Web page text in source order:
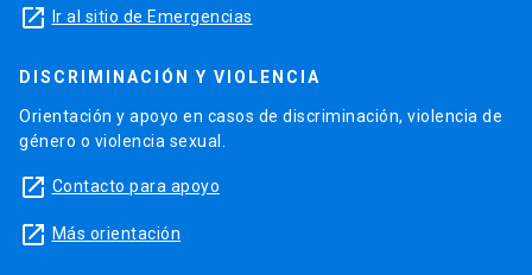
launch Ir al sitio de Emergencias
DISCRIMINACIÓN Y VIOLENCIA
Orientación y apoyo en casos de discriminación, violencia de
género o violencia sexual.
launch Contacto para apoyo
launch Más orientación